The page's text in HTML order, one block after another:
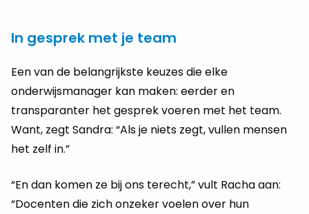
In gesprek met je team
Een van de belangrijkste keuzes die elke
onderwijsmanager kan maken: eerder en
transparanter het gesprek voeren met het team.
Want, zegt Sandra: “Als je niets zegt, vullen mensen
het zelf in.”
“En dan komen ze bij ons terecht,” vult Racha aan:
“Docenten die zich onzeker voelen over hun